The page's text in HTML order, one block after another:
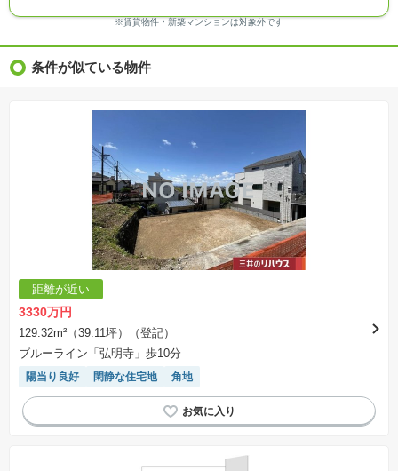
※ＣＧ合成の画像の場合、実際とは多少異なる場合があります。
※物件特徴：販売戸数が複数の物件は、全ての住戸に該当しない項目もあります。
※価格更新：物件価格が変更された日から１週間表示されます。
※土地（建築条件なし）で「建物プラン例」が表記してある時、そのプラン例は特定の建築請
負会社によるもので、当該建築請負会社以外で建てた場合、同様のものが同価格で建てられる
とは限りません。また建築請負会社を特定するものではありません。
※建築条件付き土地とは、その土地に建築する建物の建築請負契約が、一定期間内に成立する
ことを条件として売買される土地のことをいいます。建築請負契約成立に向けて設計プランを
協議するため、土地購入者が自己の希望する建物の設計協議をするために必要な相当の期間の
交渉期間が設定され、その期間内で希望を満たすプランが実現できたかどうかにより結論を出
します。なお、この期間は概ね3ヶ月程度とされています。納得のいくプランが出来ず、建築請
負契約が成立しない場合、土地売買契約は白紙に戻り、土地契約にかかった代金（土地代金、
手付金など）は名目のいかんに関わらず、全て返却されます。
※課税対象物件の「価格」や「費用等」は消費税込みの「総額表示」で統一しています。
※「本体価格」とは、課税対象物件においては「消費税を除いた建物価格」と「土地価格」の
合計額を指します。
表示されておりません。
※取引にかかる費用：物件の契約手続き、決済、引き渡し時にかかる費用を表示しています。
不動産会社によって表記有無が異なるため、ご自身で十分な確認をしていただくようにお願い
いたします。
場合があります。
※賃貸物件・新築マンションは対象外です
条件が似ている物件
距離が近い
3330万円
129.32m²（39.11坪）（登記）
ブルーライン「弘明寺」歩10分
陽当り良好 閑静な住宅地 角地